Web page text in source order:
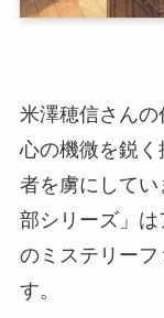
米澤穂信さん
心の機微を鋭
者を虜にして
部シリーズ」
のミステリーフ
す。